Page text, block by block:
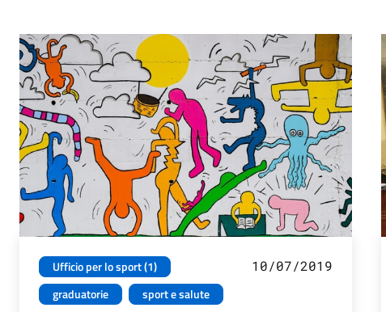
Ufficio per lo sport (1)
graduatorie
sport e salute
10/07/2019